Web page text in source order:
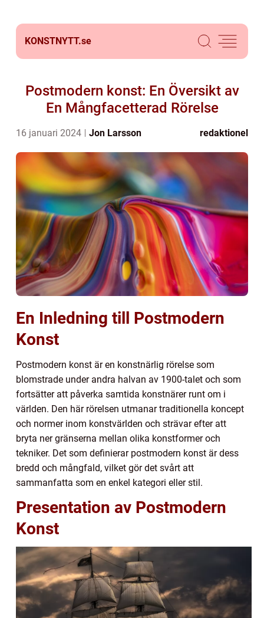
KONSTNYTT.se
Postmodern konst: En Översikt av
En Mångfacetterad Rörelse
16 januari 2024 Jon Larsson redaktionel
En Inledning till Postmodern
Konst
Postmodern konst är en konstnärlig rörelse som
blomstrade under andra halvan av 1900-talet och som
fortsätter att påverka samtida konstnärer runt om i
världen. Den här rörelsen utmanar traditionella koncept
och normer inom konstvärlden och strävar efter att
bryta ner gränserna mellan olika konstformer och
tekniker. Det som definierar postmodern konst är dess
bredd och mångfald, vilket gör det svårt att
sammanfatta som en enkel kategori eller stil.
Presentation av Postmodern
Konst